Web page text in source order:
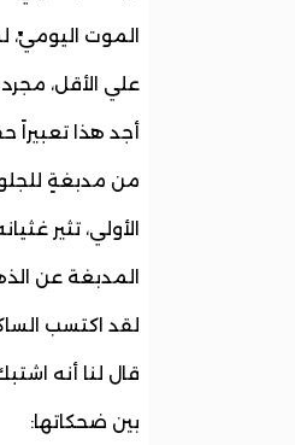
الموت اليوميِّ،
علي الأقل،
أجد هذا تعبيراً
من مدبغةٍ
الأولي، تثير
المدبغة عن
لقد اكتسب
قال لنا أنه
بين ضحكاتها: